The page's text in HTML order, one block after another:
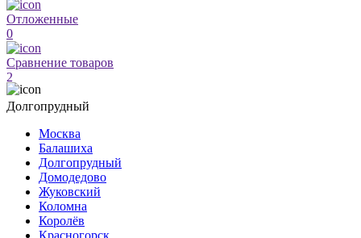
Отложенные
0
Сравнение товаров
2
Долгопрудный
Москва
Балашиха
Долгопрудный
Домодедово
Жуковский
Коломна
Королёв
Красногорск